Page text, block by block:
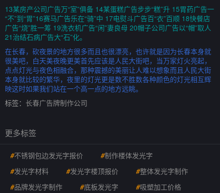
13某房产公司广告万“室”俱备 14某蛋糕广告步步“糕”升 15胃药广告一
“不”到“胃”16赛马广告乐在“骑”中 17电熨斗广告百“衣”百顺 18快餐店
广告“烧”胜一筹 19洗衣机广告“闲”妻良母 20帽子公司广告以“帽”取人
21治结石病广告大“石”化。
在长春，砍夜景的地方很多而且也很漂亮，也许就是因为长春本身就
很美吧，白天美夜晚更美首先应该是人民大街吧，当万家灯火亮起，
点点灯光与夜色相融合，那种震撼的美丽让人难以想象而且人民大街
本身就比较的繁华，夜里的灯光更是数不胜数各种颜色的灯光相互辉
映这时如果我们站在一个高一点的地方远眺。
标签： 长春广告牌制作公司
更多标签
#不锈钢包边发光字报价 #制作楼体发光字
#发光字材料 #发光字楼顶报价 #整体发光字制作
#品牌发光字制作 #底板发光字 #吸塑加工价格